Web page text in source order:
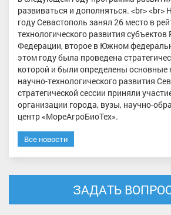
развиваться и дополняться. <br>
году Севастополь занял 26 место в
технологического развития субъектов
Федерации, второе в Южном
этом году была проведена
которой и были определены основные
научно-технологического развития
стратегической сессии приняли
организации города, вузы, научно-
центр «МореАгроБиоТех».
Все новости
ЗАДАТЬ